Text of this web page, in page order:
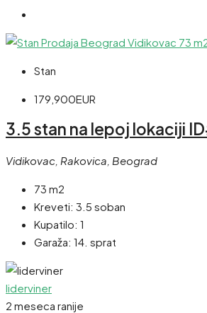
Stan
179,900EUR
3.5 stan na lepoj lokaciji
Vidikovac, Rakovica, Beograd
73 m2
Kreveti: 3.5 soban
Kupatilo: 1
Garaža: 14. sprat
liderviner
2 meseca ranije